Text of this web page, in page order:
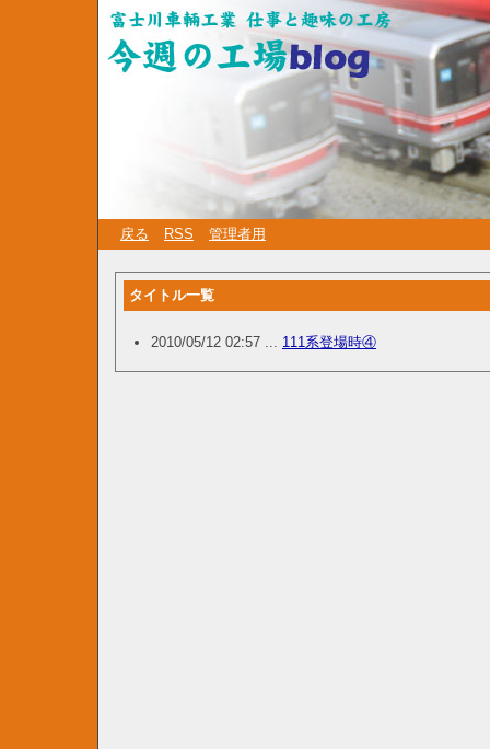
戻る RSS 管理者用
タイトル一覧
2010/05/12 02:57 ... 111系登場時④